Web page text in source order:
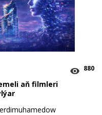
880
aň filmleri